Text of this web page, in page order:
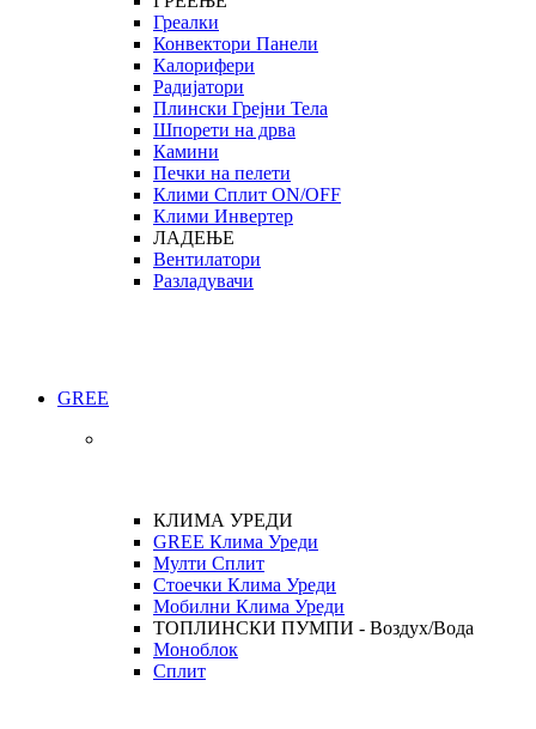
Греалки
Конвектори Панели
Калорифери
Радијатори
Плински Грејни Тела
Шпорети на дрва
Камини
Печки на пелети
Клими Сплит ON/OFF
Клими Инвертер
ЛАДЕЊЕ
Вентилатори
Разладувачи
GREE
КЛИМА УРЕДИ
GREE Клима Уреди
Мулти Сплит
Стоечки Клима Уреди
Мобилни Клима Уреди
ТОПЛИНСКИ ПУМПИ - Воздух/Вода
Моноблок
Сплит